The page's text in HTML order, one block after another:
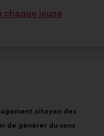
chaque jeune
citoyen des
de générer du sens